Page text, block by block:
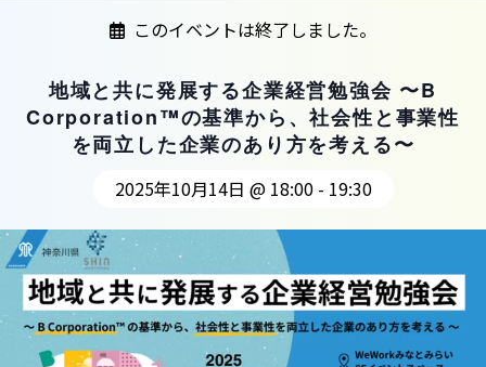
このイベントは終了しました。
地域と共に発展する企業経営勉強会 〜B
Corporation™︎の基準から、社会性と事業性
を両立した企業のあり方を考える〜
2025年10月14日 @ 18:00- 19:30